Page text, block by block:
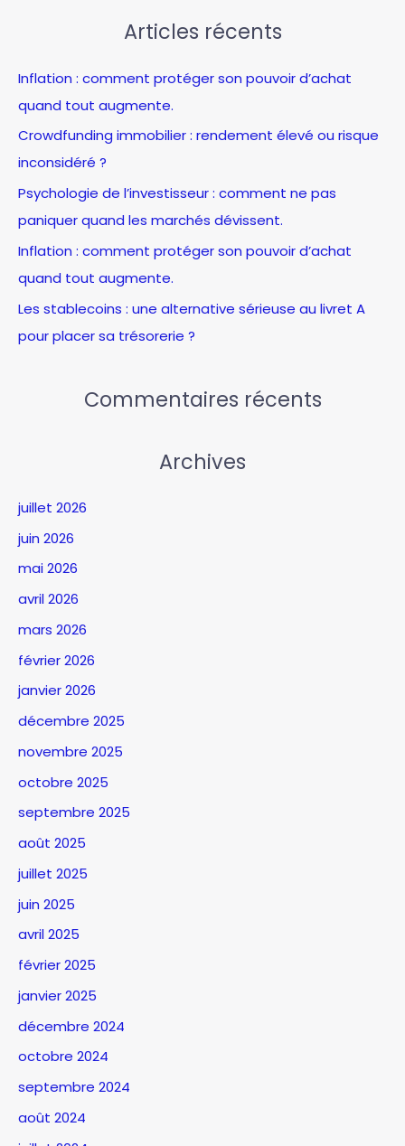
vos
r
c
h
e
r
:
Articles récents
Inflation : comment protéger son pouvoir d’achat
quand tout augmente.
Crowdfunding immobilier : rendement élevé ou risque
inconsidéré ?
Psychologie de l’investisseur : comment ne pas
paniquer quand les marchés dévissent.
Inflation : comment protéger son pouvoir d’achat
quand tout augmente.
Les stablecoins : une alternative sérieuse au livret A
pour placer sa trésorerie ?
Commentaires récents
Archives
juillet 2026
juin 2026
mai 2026
avril 2026
mars 2026
février 2026
janvier 2026
décembre 2025
novembre 2025
octobre 2025
septembre 2025
août 2025
juillet 2025
juin 2025
avril 2025
février 2025
janvier 2025
décembre 2024
octobre 2024
septembre 2024
août 2024